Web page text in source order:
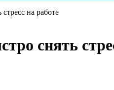
на работе
снять